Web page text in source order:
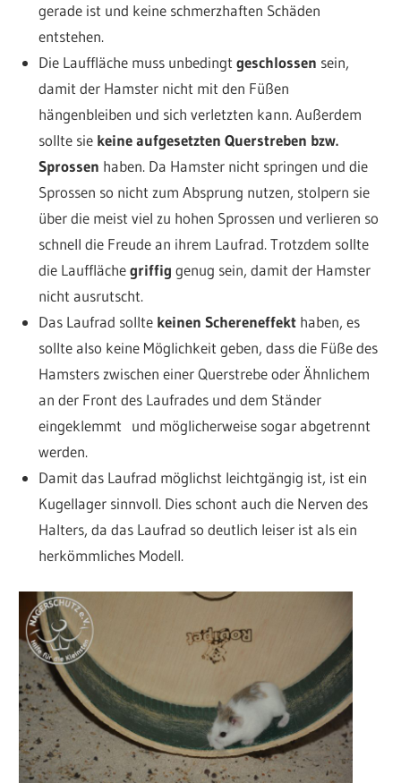
gerade ist und keine schmerzhaften Schäden
entstehen.
Die Lauffläche muss unbedingt geschlossen sein,
damit der Hamster nicht mit den Füßen
hängenbleiben und sich verletzten kann. Außerdem
sollte sie keine aufgesetzten Querstreben bzw.
Sprossen haben. Da Hamster nicht springen und die
Sprossen so nicht zum Absprung nutzen, stolpern sie
über die meist viel zu hohen Sprossen und verlieren so
schnell die Freude an ihrem Laufrad. Trotzdem sollte
die Laufflächegriffig genug sein, damit der Hamster
nicht ausrutscht.
Das Laufrad sollte keinen Schereneffekthaben, es
sollte also keine Möglichkeit geben, dass die Füße des
Hamsters zwischen einer Querstrebe oder Ähnlichem
an der Front des Laufrades und dem Ständer
eingeklemmt und möglicherweise sogar abgetrennt
werden.
Damit das Laufrad möglichst leichtgängig ist, ist ein
Kugellager sinnvoll. Dies schont auch die Nerven des
Halters, da das Laufrad so deutlich leiser ist als ein
herkömmliches Modell.